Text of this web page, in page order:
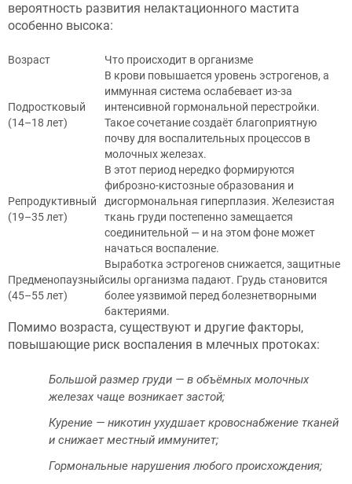
вероятность развития нелактационного мастита
особенно высока:
Возраст Что происходит в организме
Подростковый
(14–18 лет)
В крови повышается уровень эстрогенов, а
иммунная система ослабевает из-за
интенсивной гормональной перестройки.
Такое сочетание создаёт благоприятную
почву для воспалительных процессов в
молочных железах.
Репродуктивный
(19–35 лет)
В этот период нередко формируются
фиброзно-кистозные образования и
дисгормональная гиперплазия. Железистая
ткань груди постепенно замещается
соединительной — и на этом фоне может
начаться воспаление.
Предменопаузный
(45–55 лет)
Выработка эстрогенов снижается, защитные
силы организма падают. Грудь становится
более уязвимой перед болезнетворными
бактериями.
Помимо возраста, существуют и другие факторы,
повышающие риск воспаления в млечных протоках:
Большой размер груди — в объёмных молочных
железах чаще возникает застой;
Курение — никотин ухудшает кровоснабжение тканей
и снижает местный иммунитет;
Гормональные нарушения любого происхождения;